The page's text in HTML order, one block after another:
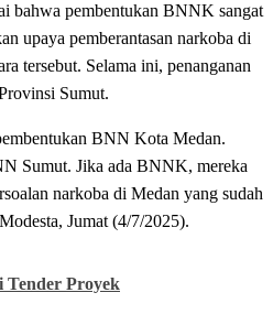
bahwa pembentukan BNNK sangat
upaya pemberantasan narkoba di
tersebut. Selama ini, penanganan
Sumut.
BNN Kota Medan.
Sumut. Jika ada BNNK, mereka
narkoba di Medan yang sudah
Jumat (4/7/2025).
Tender Proyek